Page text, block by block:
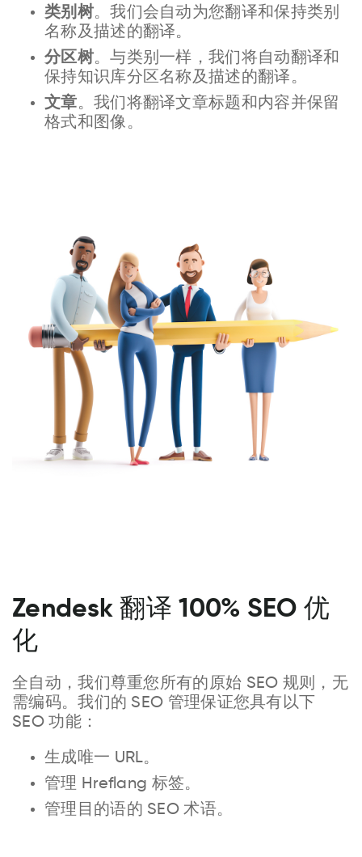
类别树。我们会自动为您翻译和保持类别
名称及描述的翻译。
分区树。与类别一样，我们将自动翻译和
保持知识库分区名称及描述的翻译。
文章。我们将翻译文章标题和内容并保留
格式和图像。
Zendesk 翻译 100% SEO 优
化
全自动，我们尊重您所有的原始 SEO 规则，无
需编码。我们的 SEO 管理保证您具有以下
SEO 功能：
生成唯一 URL。
管理 Hreflang 标签。
管理目的语的 SEO 术语。